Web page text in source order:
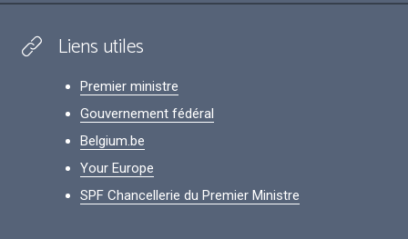
Liens utiles
Premier ministre
Gouvernement fédéral
Belgium.be
Your Europe
SPF Chancellerie du Premier Ministre